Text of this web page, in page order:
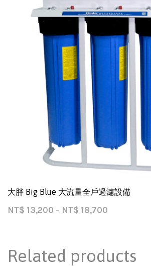
大胖 Big Blue 大流量全戶過濾設備
NT$ 13,200 – NT$ 18,700
Related products